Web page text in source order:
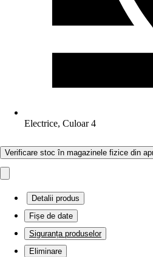
Electrice, Culoar 4
Verificare stoc în magazinele fizice din
Detalii produs
Fișe de date
Siguranța produselor
Eliminare